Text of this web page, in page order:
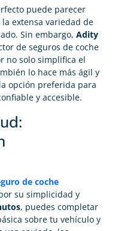
puede parecer
extensa variedad de
Sin embargo, Adity
de seguros de coche
no solo simplifica el
lo hace más ágil y
opción preferida para
y accesible.
de coche
su simplicidad y
, puedes completar
sobre tu vehículo y